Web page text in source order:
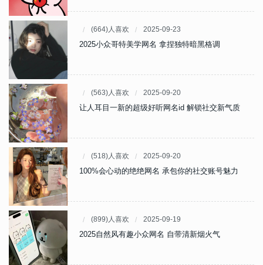
(664)人喜欢 2025-09-23
2025小众哥特美学网名 拿捏独特暗黑格调
(563)人喜欢 2025-09-20
让人耳目一新的超级好听网名id 解锁社交新气质
(518)人喜欢 2025-09-20
100%会心动的绝绝网名 承包你的社交账号魅力
(899)人喜欢 2025-09-19
2025自然风有趣小众网名 自带清新烟火气